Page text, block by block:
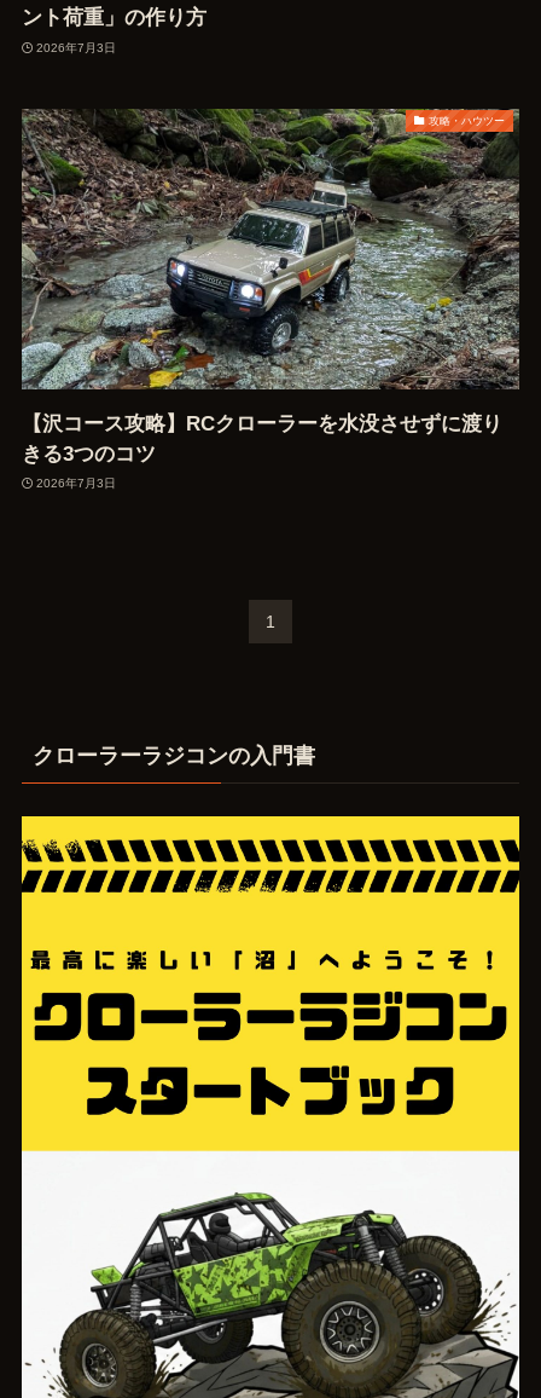
ント荷重」の作り方
2026年7月3日
攻略・ハウツー
【沢コース攻略】RCクローラーを水没させずに渡り
きる3つのコツ
2026年7月3日
1
クローラーラジコンの入門書